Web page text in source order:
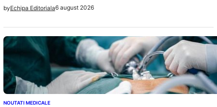
byEchipa Editoriala6 august 2026
NOUTATI MEDICALE